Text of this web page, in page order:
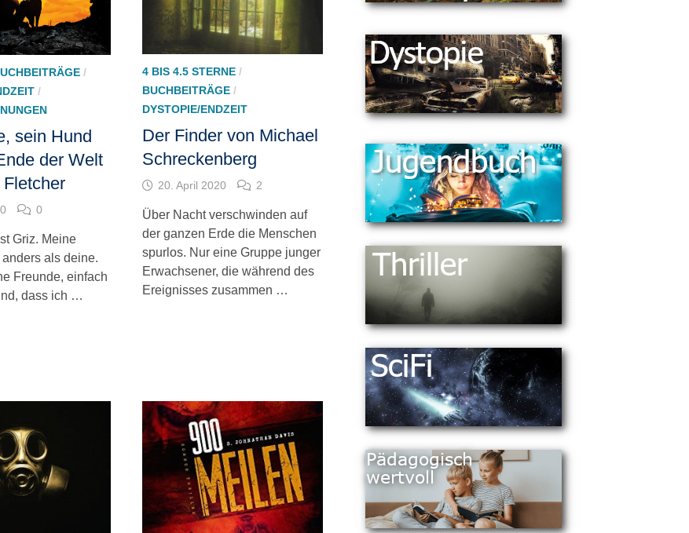
/
/
sein Hund
der Welt
0
Griz. Meine
als deine.
Freunde, einfach
dass ich …
4 BIS 4.5 STERNE/
BUCHBEITRÄGE/
DYSTOPIE/ENDZEIT
Der Finder von Michael
Schreckenberg
20. April 2020 2
Über Nacht verschwinden auf
der ganzen Erde die Menschen
spurlos. Nur eine Gruppe junger
Erwachsener, die während des
Ereignisses zusammen …